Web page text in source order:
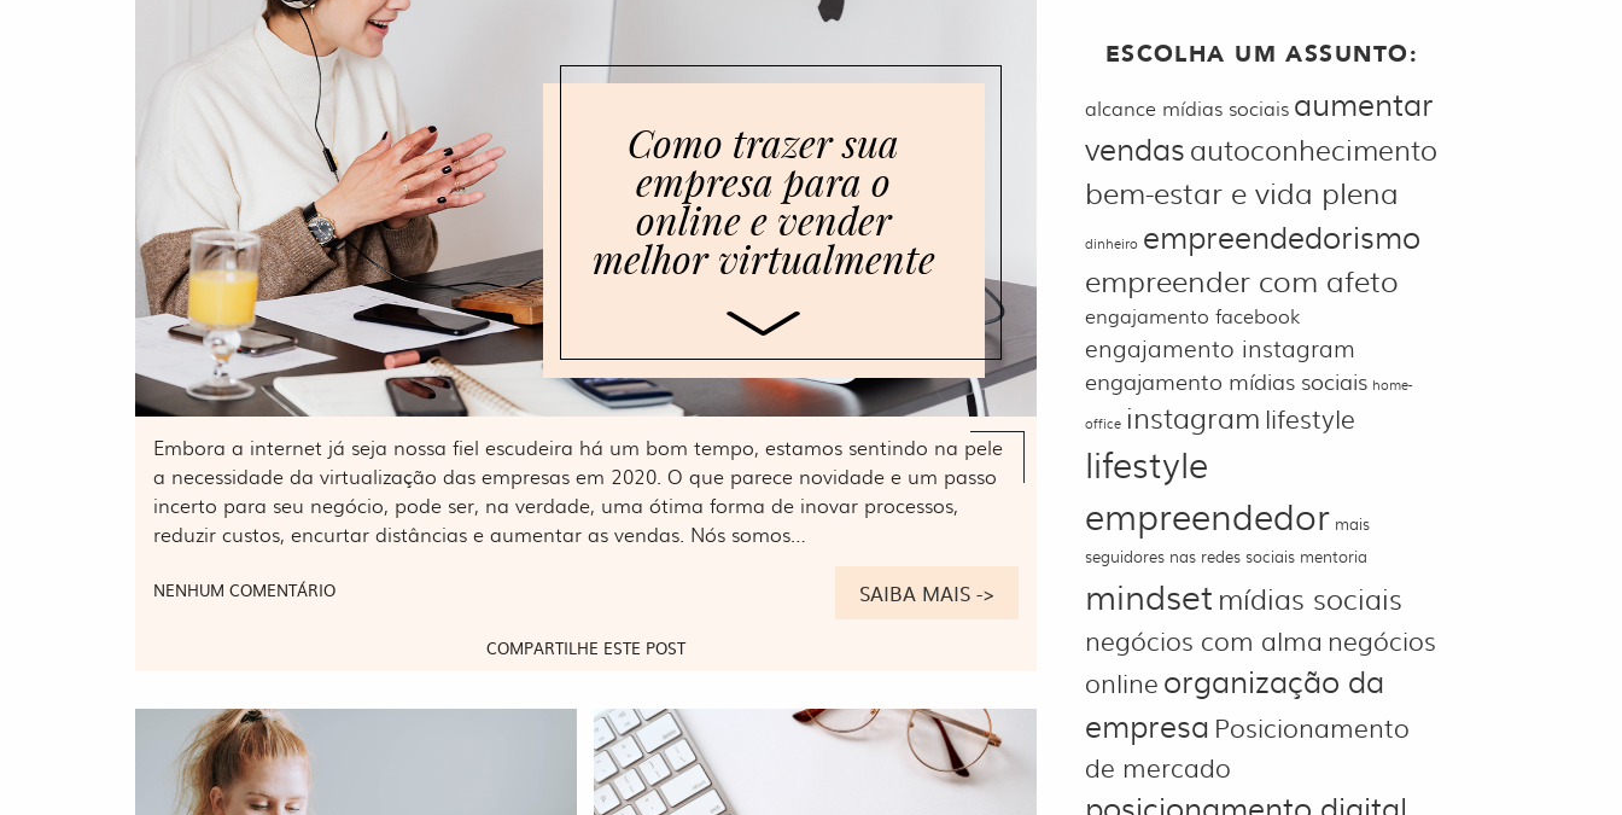
Como trazer sua
empresa para o
online e vender
melhor virtualmente
Embora a internet já seja nossa fiel escudeira há um bom tempo, estamos sentindo na pele
a necessidade da virtualização das empresas em 2020. O que parece novidade e um passo
incerto para seu negócio, pode ser, na verdade, uma ótima forma de inovar processos,
reduzir custos, encurtar distâncias e aumentar as vendas. Nós somos…
NENHUM COMENTÁRIO
COMPARTILHE ESTE POST
SAIBA MAIS ->
ESCOLHA UM ASSUNTO:
alcance mídias sociais aumentar
vendasautoconhecimento
bem-estar e vida plena
dinheiro empreendedorismo
empreender com afeto
engajamento facebook
engajamento instagram
engajamento mídias sociais home-
office instagram lifestyle
lifestyle
empreendedor mais
seguidores nas redes sociais mentoria
mindset mídias sociais
negócios com alma negócios
onlineorganização da
empresa Posicionamento
de mercado